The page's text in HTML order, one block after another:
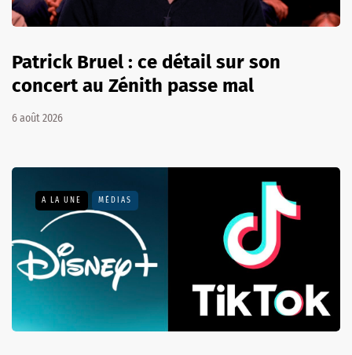
Patrick Bruel : ce détail sur son
concert au Zénith passe mal
6 août 2026
A LA UNE MÉDIAS